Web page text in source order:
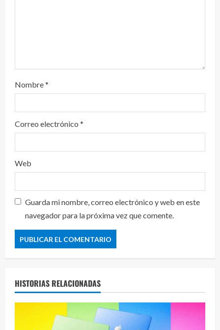
Nombre*
Correo electrónico *
Web
Guarda mi nombre, correo electrónico y web en este
navegador para la próxima vez que comente.
HISTORIAS RELACIONADAS